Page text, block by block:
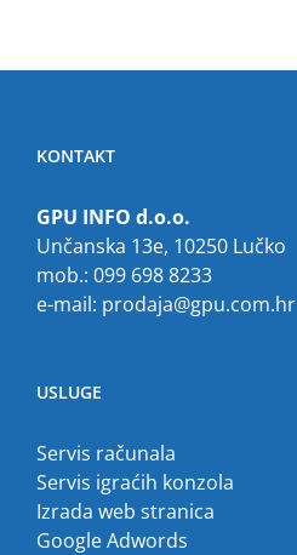
KONTAKT
GPU INFO d.o.o.
Unčanska 13e, 10250 Lučko
mob.: 099 698 8233
e-mail: prodaja@gpu.com.hr
USLUGE
Servis računala
Servis igraćih konzola
Izrada web stranica
Google Adwords